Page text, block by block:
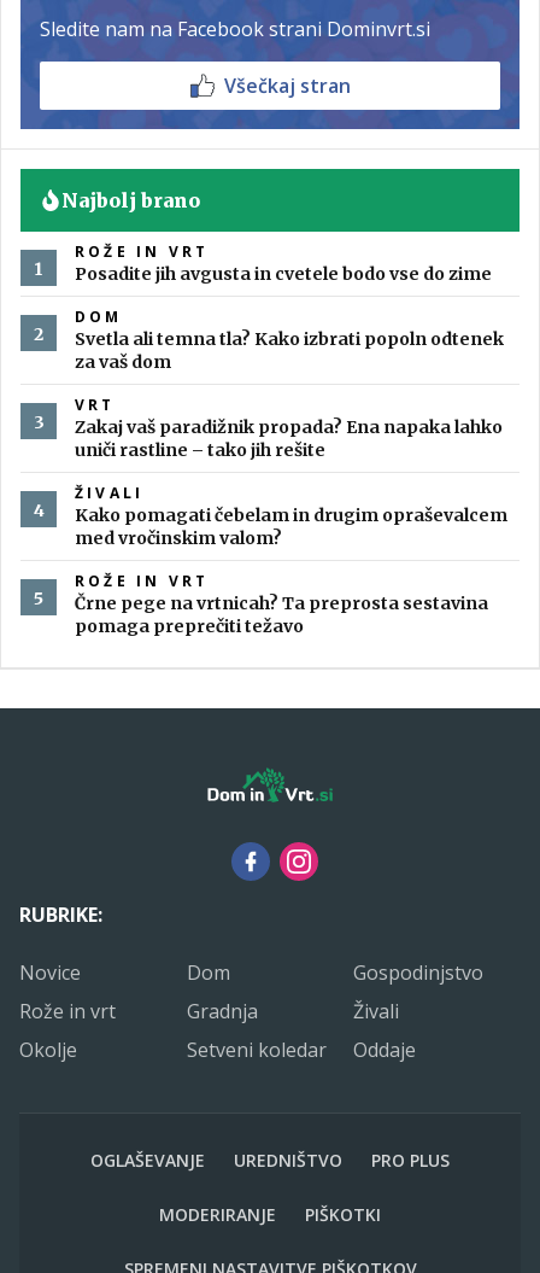
Sledite nam na Facebook strani Dominvrt.si
Všečkaj stran
Najbolj brano
ROŽE IN VRT
Posadite jih avgusta in cvetele bodo vse do zime
DOM
Svetla ali temna tla? Kako izbrati popoln odtenek
za vaš dom
VRT
Zakaj vaš paradižnik propada? Ena napaka lahko
uniči rastline – tako jih rešite
ŽIVALI
Kako pomagati čebelam in drugim opraševalcem
med vročinskim valom?
ROŽE IN VRT
Črne pege na vrtnicah? Ta preprosta sestavina
pomaga preprečiti težavo
RUBRIKE:
Novice Dom
Gospodinjstvo
Rože in vrt
Gradnja
Živali
Okolje
Setveni koledar Oddaje
OGLAŠEVANJE UREDNIŠTVO PRO PLUS
MODERIRANJE PIŠKOTKI
SPREMENI NASTAVITVE PIŠKOTKOV